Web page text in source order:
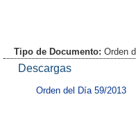
Tipo de Documento: Orden
Descargas
Orden del Día 59/2013